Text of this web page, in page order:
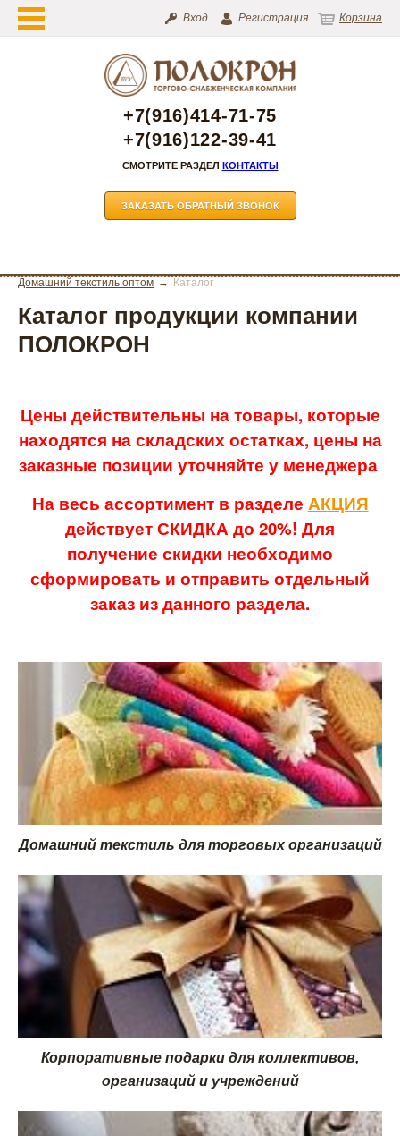
Вход Регистрация Корзина
+7(916)414-71-75
+7(916)122-39-41
СМОТРИТЕ РАЗДЕЛ КОНТАКТЫ
ЗАКАЗАТЬ ОБРАТНЫЙ ЗВОНОК
Домашний текстиль оптом Каталог
Каталог продукции компании
ПОЛОКРОН
Цены действительны на товары, которые
находятся на складских остатках, цены на
заказные позиции уточняйте у менеджера
На весь ассортимент в разделе АКЦИЯ
действует СКИДКА до 20%! Для
получение скидки необходимо
сформировать и отправить отдельный
заказ из данного раздела.
Домашний текстиль для торговых организаций
Корпоративные подарки для коллективов,
организаций и учреждений